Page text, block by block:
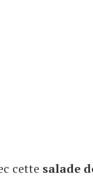
cette salade